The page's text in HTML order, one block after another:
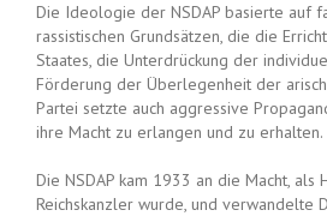
Die Ideologie der NSDAP basierte auf
rassistischen Grundsätzen, die die
Staates, die Unterdrückung der
Förderung der Überlegenheit der
Partei setzte auch aggressive
ihre Macht zu erlangen und zu erhalten.
Die NSDAP kam 1933 an die Macht, als
Reichskanzler wurde, und verwandelte